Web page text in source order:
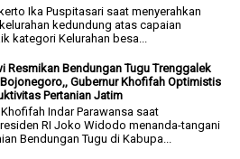
Ika Puspitasari saat menyerahkan
kedundung atas capaian
kategori Kelurahan besa...
Resmikan Bendungan Tugu Trenggalek
Gubernur Khofifah Optimistis
Pertanian Jatim
Indar Parawansa saat
RI Joko Widodo menanda-tangani
Bendungan Tugu di Kabupa...